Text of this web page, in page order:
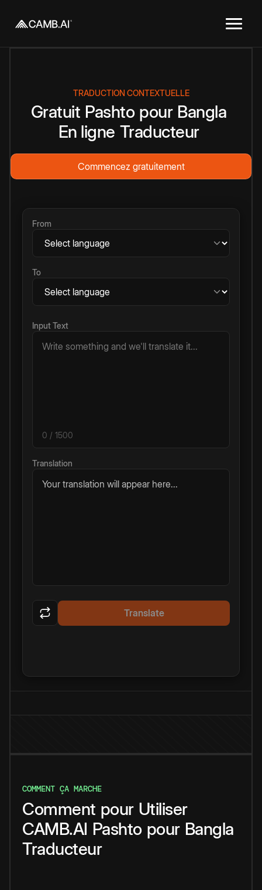
TRADUCTION CONTEXTUELLE
Gratuit Pashto pour Bangla
En ligne Traducteur
Commencez gratuitement
From
To
Input Text
0 / 1500
Translation
Your translation will appear here...
Translate
COMMENT ÇA MARCHE
Comment pour Utiliser
CAMB.AI Pashto pour Bangla
Traducteur